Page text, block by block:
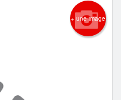
+ une image